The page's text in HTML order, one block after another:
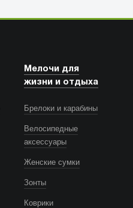
Мелочи для
жизни и отдыха
Брелоки и карабины
Велосипедные
аксессуары
Женские сумки
Зонты
Коврики